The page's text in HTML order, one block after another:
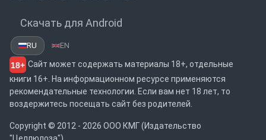
Скачать для Android
RU EN
18+ Сайт может содержать материалы 18+, отдельные
книги 16+. На информационном ресурсе применяются
рекомендательные технологии. Если вам нет 18 лет, то
воздержитесь посещать сайт без родителей.
Copyright © 2012 - 2026 ООО КМГ (Издательство